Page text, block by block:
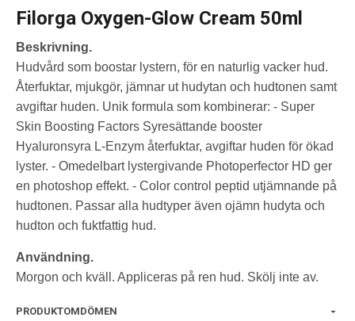
Filorga Oxygen-Glow Cream 50ml
Beskrivning.
Hudvård som boostar lystern, för en naturlig vacker hud.
Återfuktar, mjukgör, jämnar ut hudytan och hudtonen samt
avgiftar huden. Unik formula som kombinerar: - Super
Skin Boosting Factors Syresättande booster
Hyaluronsyra L-Enzym återfuktar, avgiftar huden för ökad
lyster. - Omedelbart lystergivande Photoperfector HD ger
en photoshop effekt. - Color control peptid utjämnande på
hudtonen. Passar alla hudtyper även ojämn hudyta och
hudton och fuktfattig hud.
Användning.
Morgon och kväll. Appliceras på ren hud. Skölj inte av.
PRODUKTOMDÖMEN